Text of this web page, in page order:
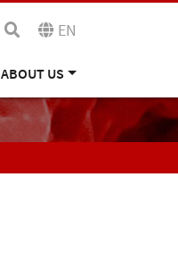
EN
ABOUT US